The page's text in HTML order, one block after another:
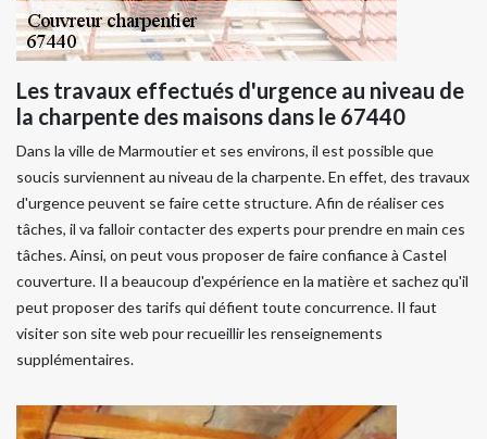
Les travaux effectués d'urgence au niveau de
la charpente des maisons dans le 67440
Dans la ville de Marmoutier et ses environs, il est possible que
soucis surviennent au niveau de la charpente. En effet, des travaux
d'urgence peuvent se faire cette structure. Afin de réaliser ces
tâches, il va falloir contacter des experts pour prendre en main ces
tâches. Ainsi, on peut vous proposer de faire confiance à Castel
couverture. Il a beaucoup d'expérience en la matière et sachez qu'il
peut proposer des tarifs qui défient toute concurrence. Il faut
visiter son site web pour recueillir les renseignements
supplémentaires.